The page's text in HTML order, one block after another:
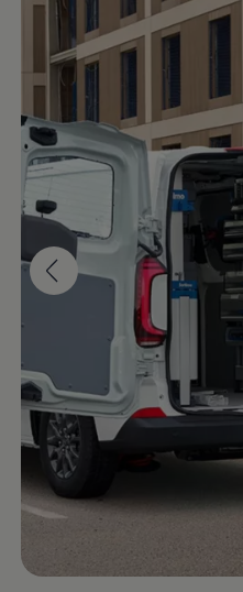
Mootoriõli ja
Veljed ja rehvid
Avarii- ja
Sise- ja
Transpordi- ja
Meelelahutus
Seinalaadija
Klienditeave
Ringlussevõtt
Hoiatus- ja
Teie
Teie
Digitaalne
myVolkswagen
Takata turvapadja